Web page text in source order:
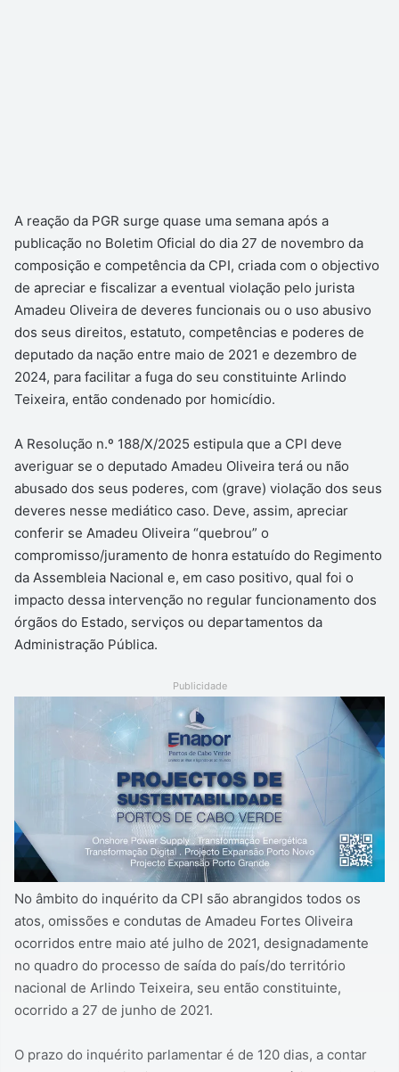
A reação da PGR surge quase uma semana após a
publicação no Boletim Oficial do dia 27 de novembro da
composição e competência da CPI, criada com o objectivo
de apreciar e fiscalizar a eventual violação pelo jurista
Amadeu Oliveira de deveres funcionais ou o uso abusivo
dos seus direitos, estatuto, competências e poderes de
deputado da nação entre maio de 2021 e dezembro de
2024, para facilitar a fuga do seu constituinte Arlindo
Teixeira, então condenado por homicídio.
A Resolução n.º 188/X/2025 estipula que a CPI deve
averiguar se o deputado Amadeu Oliveira terá ou não
abusado dos seus poderes, com (grave) violação dos seus
deveres nesse mediático caso. Deve, assim, apreciar
conferir se Amadeu Oliveira “quebrou” o
compromisso/juramento de honra estatuído do Regimento
da Assembleia Nacional e, em caso positivo, qual foi o
impacto dessa intervenção no regular funcionamento dos
órgãos do Estado, serviços ou departamentos da
Administração Pública.
Publicidade
No âmbito do inquérito da CPI são abrangidos todos os
atos, omissões e condutas de Amadeu Fortes Oliveira
ocorridos entre maio até julho de 2021, designadamente
no quadro do processo de saída do país/do território
nacional de Arlindo Teixeira, seu então constituinte,
ocorrido a 27 de junho de 2021.
O prazo do inquérito parlamentar é de 120 dias, a contar